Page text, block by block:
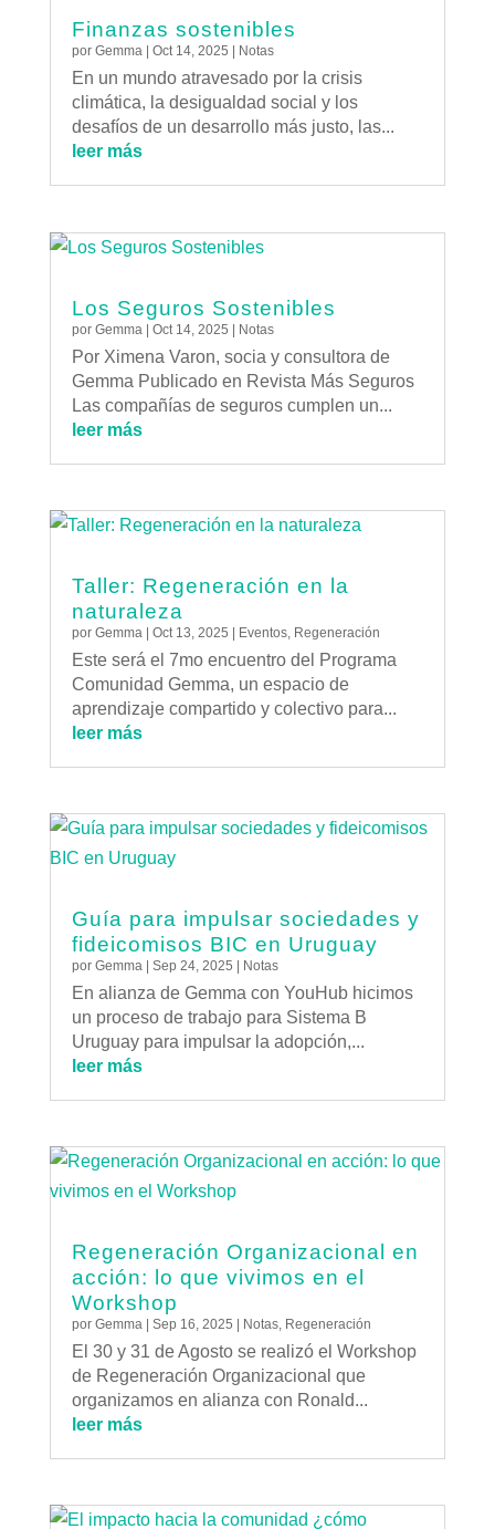
Finanzas sostenibles
por Gemma| Oct 14, 2025 Notas
En un mundo atravesado por la crisis
climática, la desigualdad social y los
desafíos de un desarrollo más justo, las...
leer más
Los Seguros Sostenibles
por Gemma | Oct 14, 2025 | Notas
Por Ximena Varon, socia y consultora de
Gemma Publicado en Revista Más Seguros
Las compañías de seguros cumplen un...
leer más
Taller: Regeneración en la
naturaleza
por Gemma| Oct 13, 2025 | Eventos, Regeneración
Este será el 7mo encuentro del Programa
Comunidad Gemma, un espacio de
aprendizaje compartido y colectivo para...
leer más
Guía para impulsar sociedades y
fideicomisos BIC en Uruguay
por Gemma| Sep 24, 2025 Notas
En alianza de Gemma con YouHub hicimos
un proceso de trabajo para Sistema B
Uruguay para impulsar la adopción,...
leer más
Regeneración Organizacional en
acción: lo que vivimos en el
Workshop
por Gemma| Sep 16, 2025 Notas, Regeneración
El 30 y 31 de Agosto se realizó el Workshop
de Regeneración Organizacional que
organizamos en alianza con Ronald...
leer más